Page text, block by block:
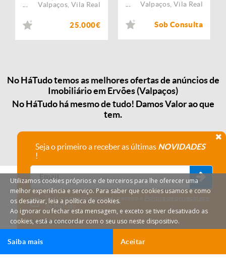
Valpaços Vila Real
25.000€
Valpaços Vila Real
Sob Consulta
No HáTudo temos as melhores ofertas de anúncios de
Imobiliário em Ervões (Valpaços)
No HáTudo há mesmo de tudo! Damos Valor ao que
tem.
Seja o primeiro a receber as últimas NOVIDADES
!
Declaro que compreendi e aceito a Política de privacidade
do HáTudo.
Anular subscrição
Utilizamos cookies próprios e de terceiros para lhe oferecer uma
melhor experiência e serviço. Para saber que cookies usamos e como
os desativar, leia a política de cookies.
Ao ignorar ou fechar esta mensagem, e exceto se tiver desativado as
cookies, está a concordar com o seu uso neste dispositivo.
Aceitar
Saiba mais